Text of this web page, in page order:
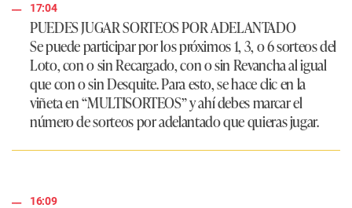
17:04
PUEDES JUGAR SORTEOS POR ADELANTADO
Se puede participar por los próximos 1, 3, o 6 sorteos del
Loto, con o sin Recargado, con o sin Revancha al igual
que con o sin Desquite. Para esto, se hace clic en la
viñeta en “MULTISORTEOS” y ahí debes marcar el
número de sorteos por adelantado que quieras jugar.
16:09